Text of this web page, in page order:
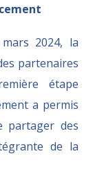
2024, la
partenaires
étape
a permis
partager des
de la